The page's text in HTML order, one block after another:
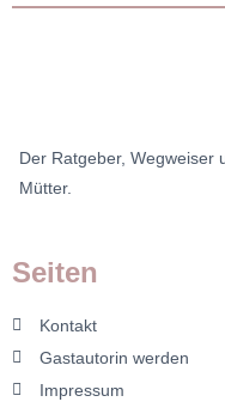
Mütter.
Gastautorin werden
Impressum
Datenschutz